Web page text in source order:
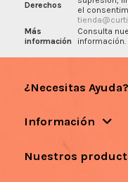
Derechos
el
Más
información
Consulta
información.
¿Necesitas Ayuda?
Información
Nuestros